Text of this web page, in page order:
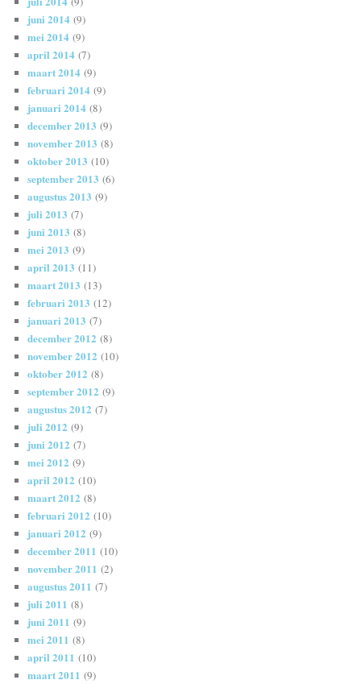
juni 2014 (9)
mei 2014 (9)
april 2014 (7)
maart 2014 (9)
februari 2014 (9)
januari 2014 (8)
december 2013 (9)
november 2013 (8)
oktober 2013 (10)
september 2013 (6)
augustus 2013 (9)
juli 2013 (7)
juni 2013 (8)
mei 2013 (9)
april 2013 (11)
maart 2013 (13)
februari 2013 (12)
januari 2013 (7)
december 2012 (8)
november 2012 (10)
oktober 2012 (8)
september 2012 (9)
augustus 2012 (7)
juli 2012 (9)
juni 2012 (7)
mei 2012 (9)
april 2012 (10)
maart 2012 (8)
februari 2012 (10)
januari 2012 (9)
december 2011 (10)
november 2011 (2)
augustus 2011 (7)
juli 2011 (8)
juni 2011 (9)
mei 2011 (8)
april 2011 (10)
maart 2011 (9)